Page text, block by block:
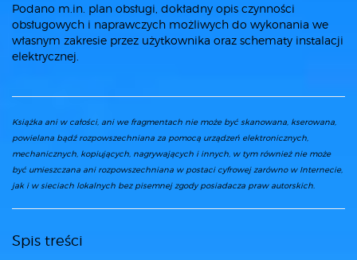
Podano m.in. plan obsługi, dokładny opis czynności
obsługowych i naprawczych możliwych do wykonania we
własnym zakresie przez użytkownika oraz schematy instalacji
elektrycznej.
Książka ani w całości, ani we fragmentach nie może być skanowana, kserowana,
powielana bądź rozpowszechniana za pomocą urządzeń elektronicznych,
mechanicznych, kopiujących, nagrywających i innych, w tym również nie może
być umieszczana ani rozpowszechniana w postaci cyfrowej zarówno w Internecie,
jak i w sieciach lokalnych bez pisemnej zgody posiadacza praw autorskich.
Spis treści